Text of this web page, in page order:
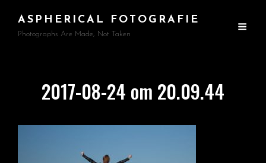
ASPHERICAL FOTOGRAFIE
Photographs Are Made, Not Taken
2017-08-24 om 20.09.44